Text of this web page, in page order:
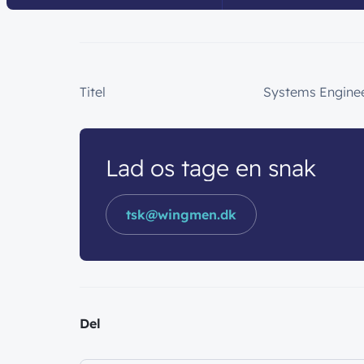
Titel Systems
Lad os tage en snak
tsk@wingmen.dk
Del